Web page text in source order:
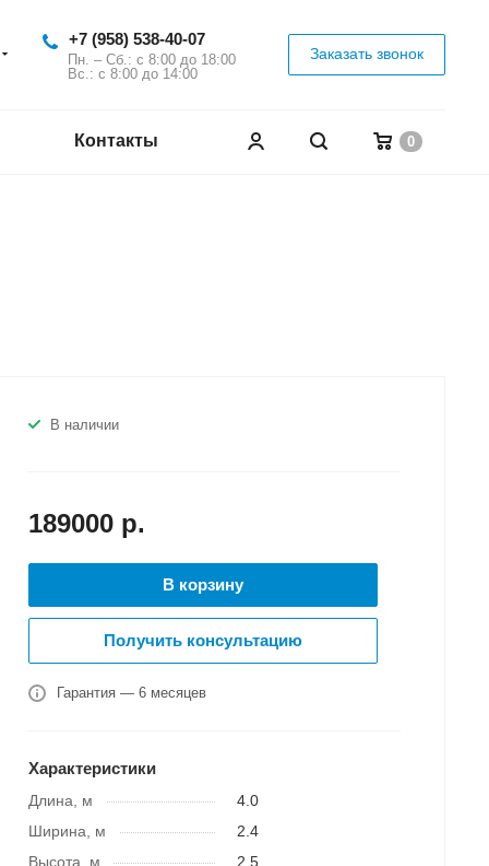
+7 (958) 538-40-07
Пн. – Сб.: с 8:00 до 18:00
Вс.: с 8:00 до 14:00
Заказать звонок
0
Контакты
В наличии
189000 р.
В корзину
Получить консультацию
Гарантия — 6 месяцев
Характеристики
Длина, м
4.0
Ширина, м
2.4
Высота, м
2.5